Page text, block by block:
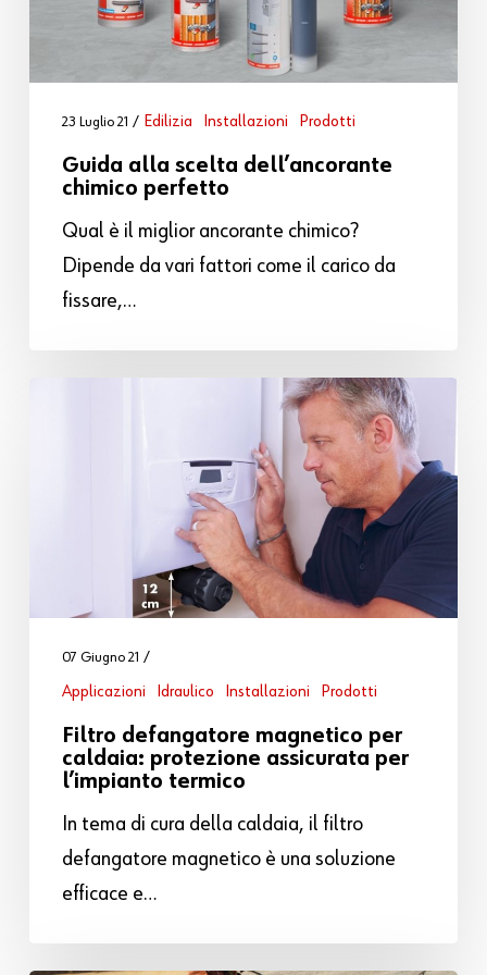
23 Luglio 21 Edilizia Installazioni Prodotti
Guida alla scelta dell’ancorante
chimico perfetto
Qual è il miglior ancorante chimico?
Dipende da vari fattori come il carico da
fissare,…
07 Giugno 21
Applicazioni Idraulico Installazioni Prodotti
Filtro defangatore magnetico per
caldaia: protezione assicurata per
l’impianto termico
In tema di cura della caldaia, il filtro
defangatore magnetico è una soluzione
efficace e…